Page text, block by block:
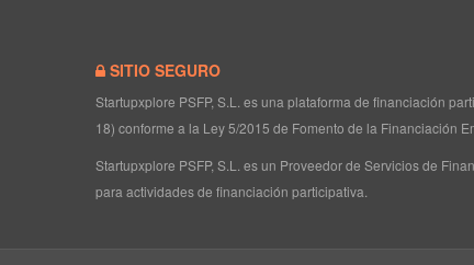
SITIO SEGURO
Startupxplore PSFP, S.L. es una plataforma de financiación
18) conforme a la Ley 5/2015 de Fomento de la Financiación
Startupxplore PSFP, S.L. es un Proveedor de Servicios de
para actividades de financiación participativa.